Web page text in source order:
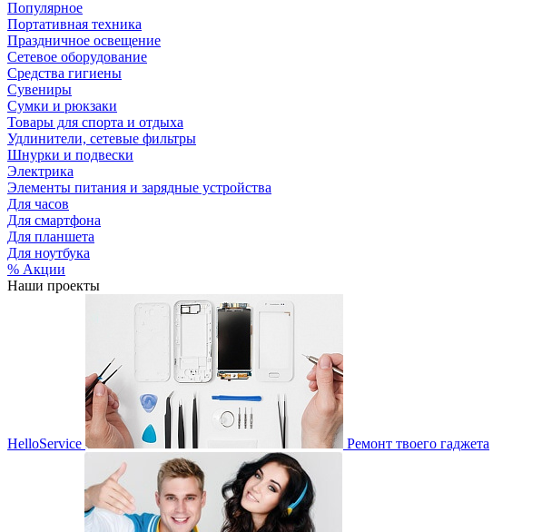
Популярное
Портативная техника
Праздничное освещение
Сетевое оборудование
Средства гигиены
Сувениры
Сумки и рюкзаки
Товары для спорта и отдыха
Удлинители, сетевые фильтры
Шнурки и подвески
Электрика
Элементы питания и зарядные устройства
Для часов
Для смартфона
Для планшета
Для ноутбука
% Акции
Наши проекты
HelloService Ремонт твоего гаджета